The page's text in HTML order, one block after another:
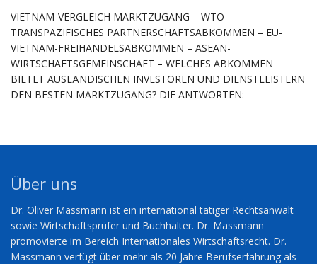
VIETNAM-VERGLEICH MARKTZUGANG – WTO –
TRANSPAZIFISCHES PARTNERSCHAFTSABKOMMEN – EU-
VIETNAM-FREIHANDELSABKOMMEN – ASEAN-
WIRTSCHAFTSGEMEINSCHAFT – WELCHES ABKOMMEN
BIETET AUSLÄNDISCHEN INVESTOREN UND DIENSTLEISTERN
DEN BESTEN MARKTZUGANG? DIE ANTWORTEN:
Über uns
Dr. Oliver Massmann ist ein international tätiger Rechtsanwalt
sowie Wirtschaftsprüfer und Buchhalter. Dr. Massmann
promovierte im Bereich Internationales Wirtschaftsrecht. Dr.
Massmann verfügt über mehr als 20 Jahre Berufserfahrung als